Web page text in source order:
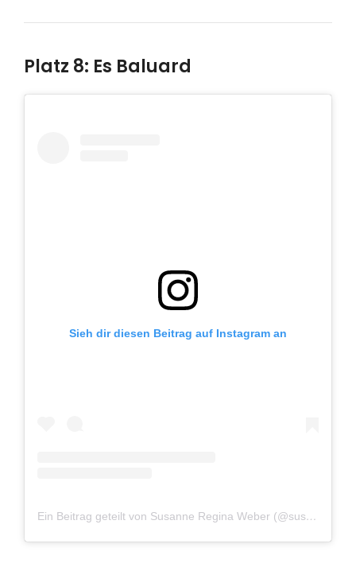
Platz 8: Es Baluard
Sieh dir diesen Beitrag auf Instagram an
Ein Beitrag geteilt von Susanne Regina Weber (@susannerw)